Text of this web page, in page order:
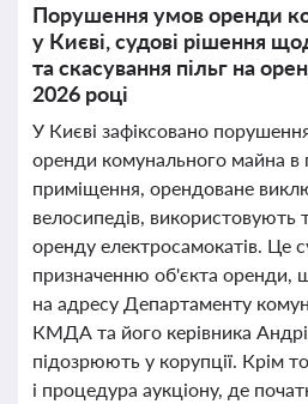
Порушення умов оренди
у Києві, судові рішення
та скасування пільг на
2026 році
У Києві зафіксовано
оренди комунального майна в
приміщення, орендоване
велосипедів, використовують
оренду електросамокатів. Це
призначенню об'єкта оренди,
на адресу Департаменту
КМДА та його керівника
підозрюють у корупції. Крім
і процедура аукціону, де